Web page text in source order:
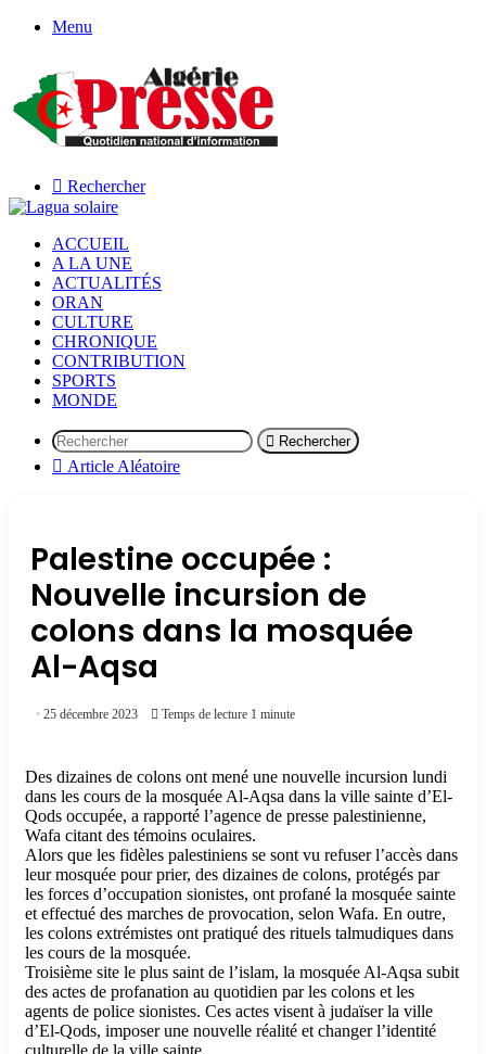
Menu
Rechercher
ACCUEIL
A LA UNE
ACTUALITÉS
ORAN
CULTURE
CHRONIQUE
CONTRIBUTION
SPORTS
MONDE
Rechercher
Article Aléatoire
Palestine occupée :
Nouvelle incursion de
colons dans la mosquée
Al-Aqsa
25 décembre 2023 Temps de lecture 1 minute
Des dizaines de colons ont mené une nouvelle incursion lundi
dans les cours de la mosquée Al-Aqsa dans la ville sainte d’El-
Qods occupée, a rapporté l’agence de presse palestinienne,
Wafa citant des témoins oculaires.
Alors que les fidèles palestiniens se sont vu refuser l’accès dans
leur mosquée pour prier, des dizaines de colons, protégés par
les forces d’occupation sionistes, ont profané la mosquée sainte
et effectué des marches de provocation, selon Wafa. En outre,
les colons extrémistes ont pratiqué des rituels talmudiques dans
les cours de la mosquée.
Troisième site le plus saint de l’islam, la mosquée Al-Aqsa subit
des actes de profanation au quotidien par les colons et les
agents de police sionistes. Ces actes visent à judaïser la ville
d’El-Qods, imposer une nouvelle réalité et changer l’identité